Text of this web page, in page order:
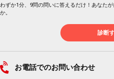
わずか1分、9問の問いに答えるだけ！あなた
か。
診断
お電話でのお問い合わせ